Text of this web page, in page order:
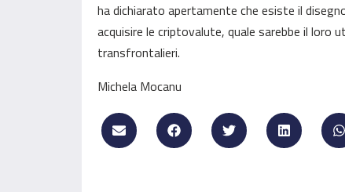
ha dichiarato apertamente che esiste il
acquisire le criptovalute, quale sarebbe il
transfrontalieri.
Michela Mocanu